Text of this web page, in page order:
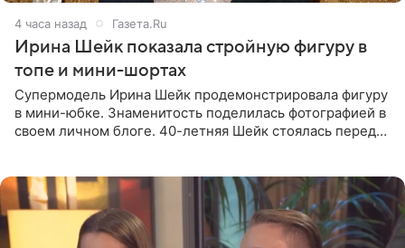
4 часа назад Газета.Ru
Ирина Шейк показала стройную фигуру в
топе и мини-шортах
Супермодель Ирина Шейк продемонстрировала фигуру
в мини-юбке. Знаменитость поделилась фотографией в
своем личном блоге. 40-летняя Шейк стоялась перед